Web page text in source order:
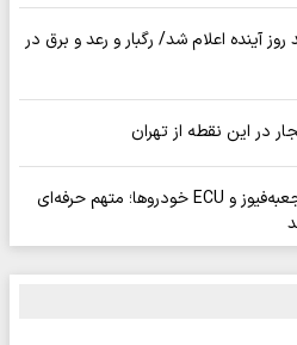
آینده اعلام شد/ رگبار و رعد و برق در
در این نقطه از تهران
پایان جولان سارق وایرال‌شده جعبه‌فیوز و ECU خودروها؛ متهم حرفه‌ای